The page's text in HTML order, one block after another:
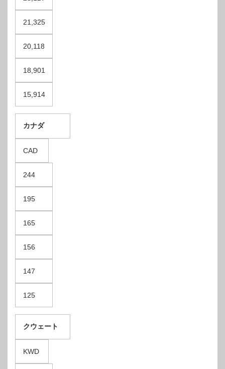
21,325
20,118
18,901
15,914
カナダ
CAD
244
195
165
156
147
125
クウェート
KWD